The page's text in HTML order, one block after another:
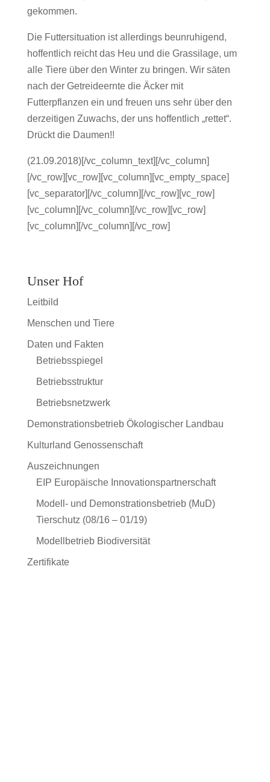
gekommen.
Die Futtersituation ist allerdings beunruhigend,
hoffentlich reicht das Heu und die Grassilage, um
alle Tiere über den Winter zu bringen. Wir säten
nach der Getreideernte die Äcker mit
Futterpflanzen ein und freuen uns sehr über den
derzeitigen Zuwachs, der uns hoffentlich „rettet“.
Drückt die Daumen!!
(21.09.2018)[/vc_column_text][/vc_column]
[/vc_row][vc_row][vc_column][vc_empty_space]
[vc_separator][/vc_column][/vc_row][vc_row]
[vc_column][/vc_column][/vc_row][vc_row]
[vc_column][/vc_column][/vc_row]
Unser Hof
Leitbild
Menschen und Tiere
Daten und Fakten
Betriebsspiegel
Betriebsstruktur
Betriebsnetzwerk
Demonstrationsbetrieb Ökologischer Landbau
Kulturland Genossenschaft
Auszeichnungen
EIP Europäische Innovationspartnerschaft
Modell- und Demonstrationsbetrieb (MuD)
Tierschutz (08/16 – 01/19)
Modellbetrieb Biodiversität
Zertifikate